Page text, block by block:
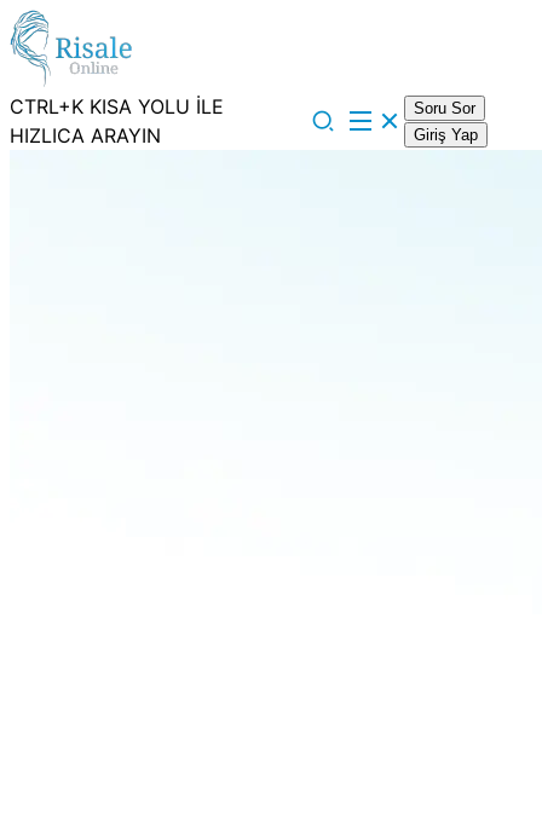
CTRL+K KISA YOLU İLE
HIZLICA ARAYIN
Soru Sor
Giriş Yap